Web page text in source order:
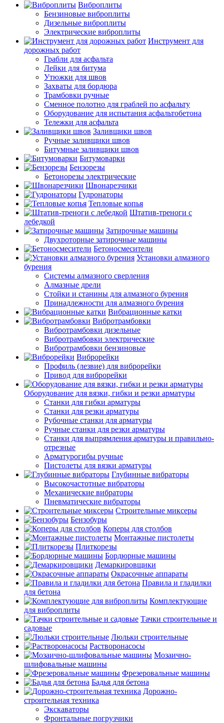
Виброплиты
Бензиновые виброплиты
Дизельные виброплиты
Электрические виброплиты
Инструмент для
дорожных работ
Грабли для асфальта
Лейки для битума
Утюжки для швов
Захваты для бордюра
Трамбовки ручные
Сменное полотно для граблей по асфальту
Оборудование для испытания асфальтобетона
Тележки для асфальта
Заливщики швов
Ручные заливщики швов
Битумные заливщики швов
Битумоварки
Бензорезы
Бетонорезы электрические
Швонарезчики
Гудронаторы
Тепловые копья
Штатив-треноги с
лебедкой
Затирочные машины
Двухроторные затирочные машины
Бетоносмесители
Установки алмазного
бурения
Системы алмазного сверления
Алмазные дрели
Стойки и станины для алмазного бурения
Принадлежности для алмазного бурения
Вибрационные катки
Вибротрамбовки
Вибротрамбовки дизельные
Вибротрамбовки электрические
Вибротрамбовки бензиновые
Виброрейки
Профиль (лезвие) для виброрейки
Привод для виброрейки
Оборудование для вязки, гибки и резки арматуры
Станки для гибки арматуры
Станки для резки арматуры
Рубочные станки для арматуры
Ручные станки для резки арматуры
Станки для выпрямления арматуры и правильно-
отрезные
Арматурогибы ручные
Пистолеты для вязки арматуры
Глубинные вибраторы
Высокочастотные вибраторы
Механические вибраторы
Пневматические вибраторы
Строительные миксеры
Бензобуры
Коперы для столбов
Монтажные пистолеты
Плиткорезы
Бордюрные машины
Демаркировщики
Окрасочные аппараты
Правила и гладилки
для бетона
Комплектующие
для виброплиты
Тачки строительные и
садовые
Люльки строительные
Растворонасосы
Мозаично-
шлифовальные машины
Фрезеровальные машины
Бадья для бетона
Дорожно-
строительная техника
Экскаваторы
Фронтальные погрузчики